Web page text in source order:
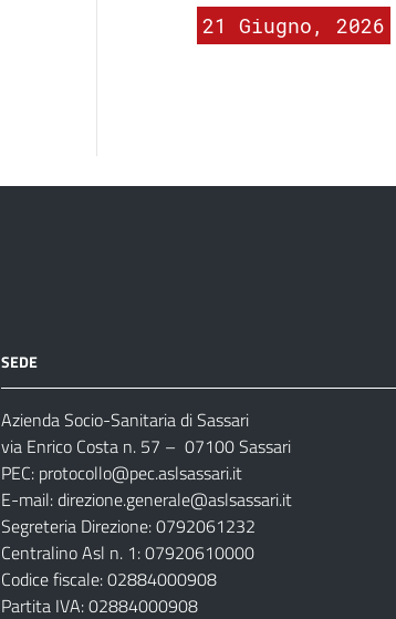
21 Giugno, 2026
SEDE
Azienda Socio-Sanitaria di Sassari
via Enrico Costa n. 57 – 07100 Sassari
PEC: protocollo@pec.aslsassari.it
E-mail:direzione.generale@aslsassari.it
Segreteria Direzione: 0792061232
Centralino Asl n. 1: 07920610000
Codice fiscale: 02884000908
Partita IVA: 02884000908